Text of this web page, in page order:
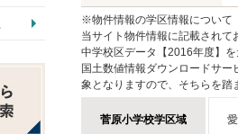
※物件情報の学区情報について
当サイト物件情報に記載され
中学校区データ【2016年度】
国土数値情報ダウンロードサ
象となりますので、そちらを踏
菅原小学校学区域